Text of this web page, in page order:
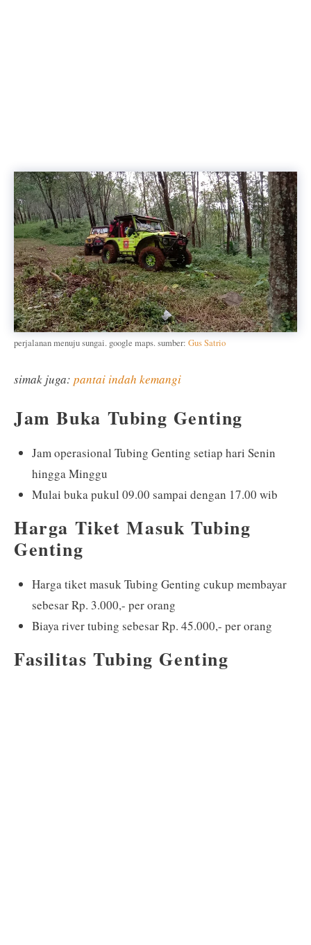
perjalanan menuju sungai. google maps. sumber: Gus Satrio
simak juga: pantai indah kemangi
Jam Buka Tubing Genting
Jam operasional Tubing Genting setiap hari Senin
hingga Minggu
Mulai buka pukul 09.00 sampai dengan 17.00 wib
Harga Tiket Masuk Tubing
Genting
Harga tiket masuk Tubing Genting cukup membayar
sebesar Rp. 3.000,- per orang
Biaya river tubing sebesar Rp. 45.000,- per orang
Fasilitas Tubing Genting